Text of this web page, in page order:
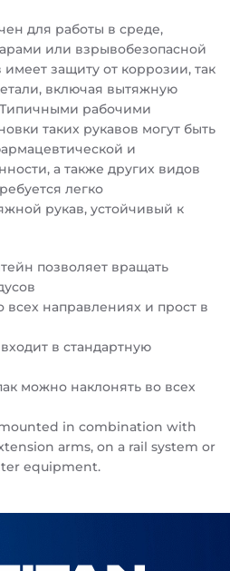
для работы в среде,
или взрывобезопасной
защиту от коррозии, так
включая вытяжную
рабочими
таких рукавов могут быть
и
а также других видов
легко
рукав, устойчивый к
позволяет вращать
всех направлениях и прост в
в стандартную
можно наклонять во всех
in combination with
arms, on a rail system or
equipment.